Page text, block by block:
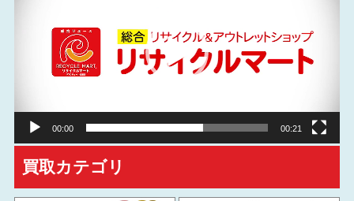
00:00 00:21
買取カテゴリ